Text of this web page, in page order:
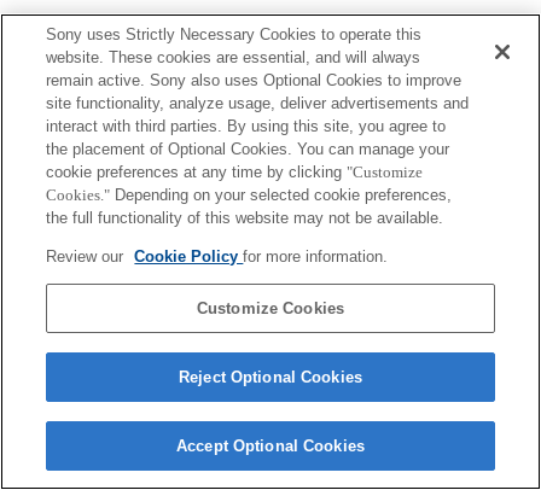
プレスリリース
ご利用条件
環境情報
プライバシーポリシー
クッキーポリシー
Sony Corporation, Sony Marketing Inc.
Sony uses Strictly Necessary Cookies to operate this
website. These cookies are essential, and will always
remain active. Sony also uses Optional Cookies to improve
site functionality, analyze usage, deliver advertisements and
interact with third parties. By using this site, you agree to
the placement of Optional Cookies. You can manage your
cookie preferences at any time by clicking "Customize
Cookies." Depending on your selected cookie preferences,
the full functionality of this website may not be available.
Review our Cookie Policyfor more information.
Customize Cookies
Reject Optional Cookies
Accept Optional Cookies